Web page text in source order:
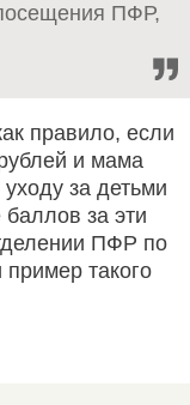
ПФР,
правило, если
и мама
за детьми
за эти
ПФР по
такого